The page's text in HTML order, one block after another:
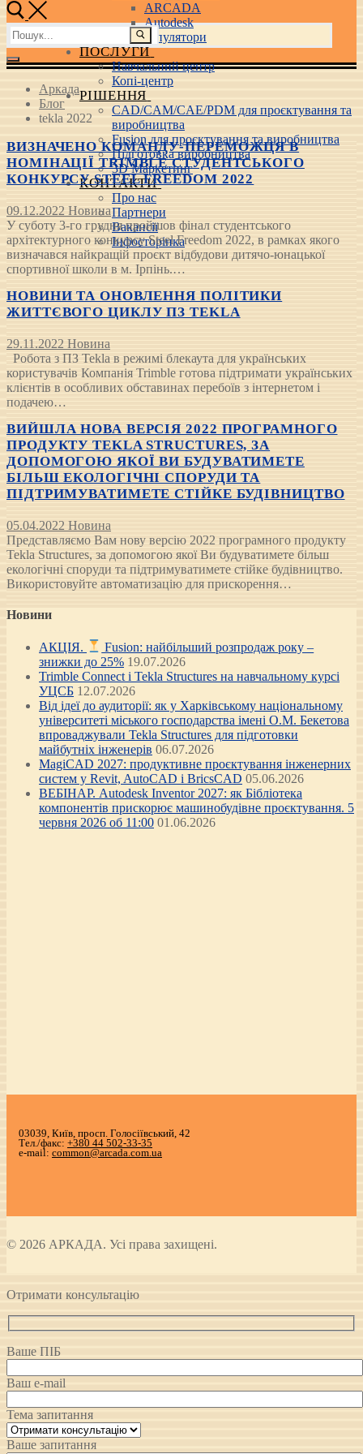
ARCADA
Autodesk
3D маніпулятори
ПОСЛУГИ
Навчальний центр
Копі-центр
РІШЕННЯ
CAD/CAM/CAE/PDM для проєктування та
виробництва
Fusion для проєктування та виробництва
Підготовка виробництва
3D Маркетинг
КОНТАКТИ
Про нас
Партнери
Вакансії
Інфосторінка
Пошук:
Аркада
Блог
tekla 2022
ВИЗНАЧЕНО КОМАНДУ-ПЕРЕМОЖЦЯ В
НОМІНАЦІЇ TRIMBLE СТУДЕНТСЬКОГО
КОНКУРСУ STEEL FREEDOM 2022
09.12.2022 Новина
У суботу 3-го грудня пройшов фінал студентського
архітектурного конкурсу Steel Freedom 2022, в рамках якого
визначався найкращій проєкт відбудови дитячо-юнацької
спортивної школи в м. Ірпінь.…
НОВИНИ ТА ОНОВЛЕННЯ ПОЛІТИКИ
ЖИТТЄВОГО ЦИКЛУ ПЗ TEKLA
29.11.2022 Новина
Робота з ПЗ Tekla в режимі блекаута для українських
користувачів Компанія Trimble готова підтримати українських
клієнтів в особливих обставинах перебоїв з інтернетом і
подачею…
ВИЙШЛА НОВА ВЕРСІЯ 2022 ПРОГРАМНОГО
ПРОДУКТУ TEKLA STRUCTURES, ЗА
ДОПОМОГОЮ ЯКОЇ ВИ БУДУВАТИМЕТЕ
БІЛЬШ ЕКОЛОГІЧНІ СПОРУДИ ТА
ПІДТРИМУВАТИМЕТЕ СТІЙКЕ БУДІВНИЦТВО
05.04.2022 Новина
Представляємо Вам нову версію 2022 програмного продукту
Tekla Structures, за допомогою якої Ви будуватимете більш
екологічні споруди та підтримуватимете стійке будівництво.
Використовуйте автоматизацію для прискорення…
Новини
АКЦІЯ.
Fusion: найбільший розпродаж року –
знижки до 25% 19.07.2026
Trimble Connect і Tekla Structures на навчальному курсі
УЦСБ 12.07.2026
Від ідеї до аудиторії: як у Харківському національному
університеті міського господарства імені О.М. Бекетова
впроваджували Tekla Structures для підготовки
майбутніх інженерів 06.07.2026
MagiCAD 2027: продуктивне проєктування інженерних
систем у Revit, AutoCAD і BricsCAD 05.06.2026
ВЕБІНАР. Autodesk Inventor 2027: як Бібліотека
компонентів прискорює машинобудівне проєктування. 5
червня 2026 об 11:00 01.06.2026
03039, Київ, просп. Голосіївський, 42
Тел./факс: +380 44 502-33-35
e-mail: common@arcada.com.ua
© 2026 АРКАДА. Усі права захищені.
Отримати консультацію
Ваше ПІБ
Ваш e-mail
Тема запитання
Ваше запитання